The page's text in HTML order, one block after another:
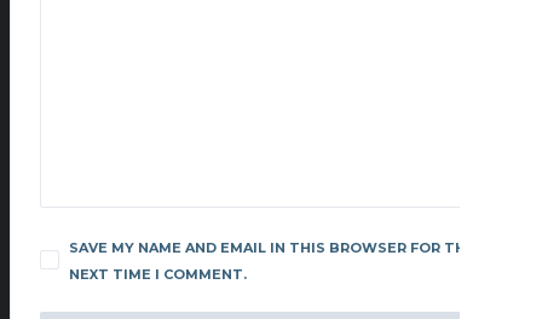
SAVE MY NAME AND EMAIL IN THIS BROWSER FOR THE
NEXT TIME I COMMENT.